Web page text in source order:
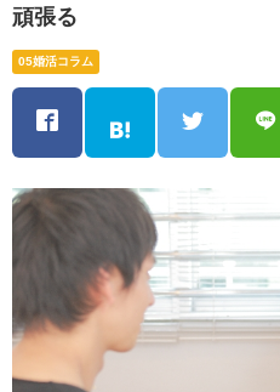
頑張る
05婚活コラム